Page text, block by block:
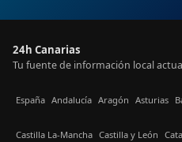
24h Canarias
Tu fuente de información local
España Andalucía Aragón Asturias
Castilla La-Mancha Castilla y León